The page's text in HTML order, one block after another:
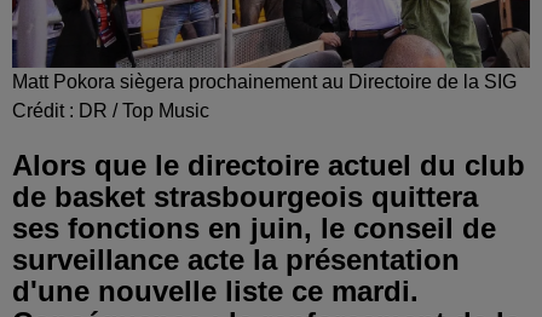
Matt Pokora siègera prochainement au Directoire de la SIG
Crédit : DR / Top Music
Alors que le directoire actuel du club
de basket strasbourgeois quittera
ses fonctions en juin, le conseil de
surveillance acte la présentation
d'une nouvelle liste ce mardi.